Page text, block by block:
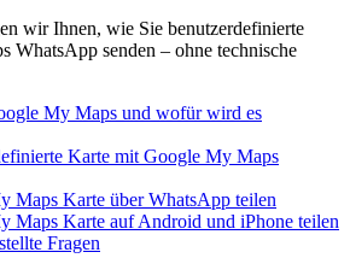
wir Ihnen, wie Sie benutzerdefinierte
WhatsApp senden – ohne technische
My Maps und wofür wird es
Karte mit Google My Maps
Maps Karte über WhatsApp teilen
Maps Karte auf Android und iPhone teilen
Fragen